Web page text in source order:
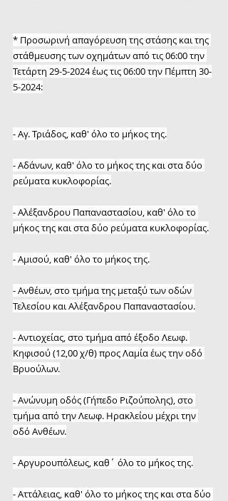
* Προσωρινή απαγόρευση της στάσης και της
στάθμευσης των οχημάτων από τις 06:00 την
Τετάρτη 29-5-2024 έως τις 06:00 την Πέμπτη 30-
5-2024:
- Αγ. Τριάδος, καθ' όλο το μήκος της.
- Αδάνων, καθ' όλο το μήκος της και στα δύο
ρεύματα κυκλοφορίας.
- Αλέξανδρου Παπαναστασίου, καθ' όλο το
μήκος της και στα δύο ρεύματα κυκλοφορίας.
- Αμισού, καθ' όλο το μήκος της.
- Ανθέων, στο τμήμα της μεταξύ των οδών
Τελεσίου και Αλέξανδρου Παπαναστασίου.
- Αντιοχείας, στο τμήμα από έξοδο Λεωφ.
Κηφισού (12,00 χ/θ) προς Λαμία έως την οδό
Βρυούλων.
- Ανώνυμη οδός (Γήπεδο Ριζούπολης), στο
τμήμα από την Λεωφ. Ηρακλείου μέχρι την
οδό Ανθέων.
- Αργυρουπόλεως, καθ΄ όλο το μήκος της.
- Αττάλειας, καθ' όλο το μήκος της και στα δύο